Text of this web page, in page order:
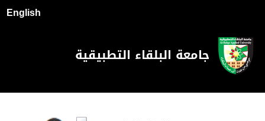
English
جامعة البلقاء التطبيقية